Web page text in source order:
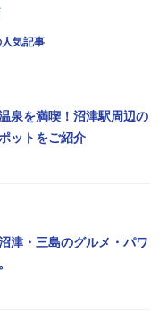
気記事
泉を満喫！沼津駅周辺の
ットをご紹介
津・三島のグルメ・パワ